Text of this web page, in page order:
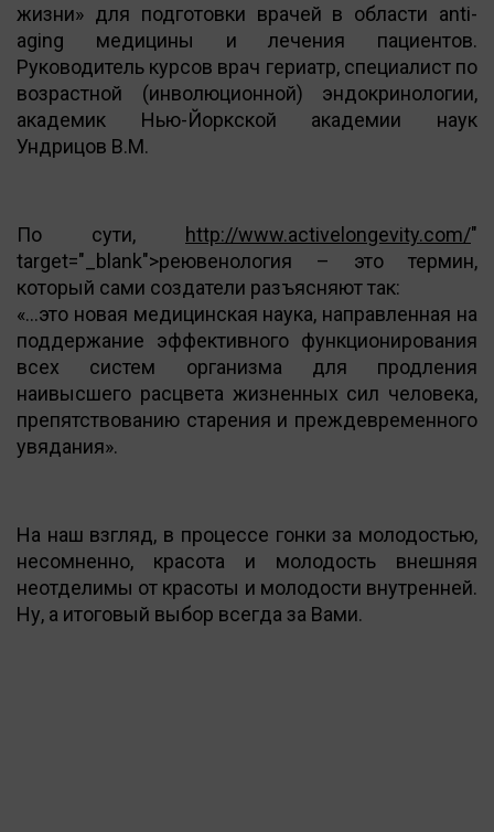
жизни» для подготовки врачей в области anti-
aging медицины и лечения пациентов.
Руководитель курсов врач гериатр, специалист по
возрастной (инволюционной) эндокринологии,
академик Нью-Йоркской академии наук
Ундрицов В.М.
По сути, http://www.activelongevity.com/"
target="_blank">реювенология – это термин,
который сами создатели разъясняют так:
«…это новая медицинская наука, направленная на
поддержание эффективного функционирования
всех систем организма для продления
наивысшего расцвета жизненных сил человека,
препятствованию старения и преждевременного
увядания».
На наш взгляд, в процессе гонки за молодостью,
несомненно, красота и молодость внешняя
неотделимы от красоты и молодости внутренней.
Ну, а итоговый выбор всегда за Вами.